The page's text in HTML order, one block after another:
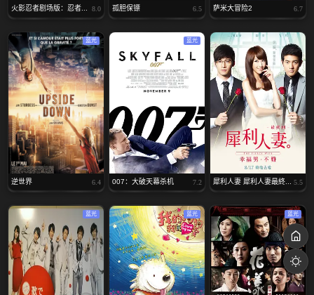
火影忍者剧场版：忍者... 8.0 孤胆保镖 6.5 萨米大冒险2 6.7
蓝光
逆世界 6.4
蓝光
007：大破天幕杀机 7.2 犀利人妻 犀利人妻最終... 5.5
蓝光 蓝光 蓝光